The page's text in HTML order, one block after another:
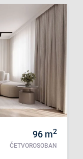
96 m2
ČETVOROSOBAN